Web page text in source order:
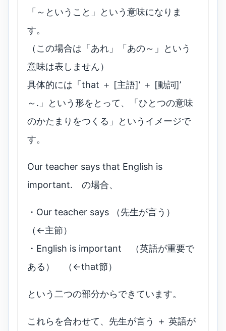
「～ということ」という意味になりま
す。
（この場合は「あれ」「あの～」という
意味は表しません）
具体的には「that ＋ [主語]’ ＋ [動詞]’
～.」という形をとって、「ひとつの意味
のかたまりをつくる」というイメージで
す。
Our teacher says that English is
important. の場合、
・Our teacher says （先生が言う）
（←主節）
・English is important （英語が重要で
ある） （←that節）
という二つの部分からできています。
これらを合わせて、先生が言う ＋ 英語が